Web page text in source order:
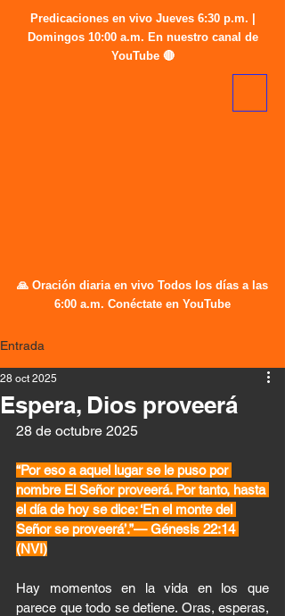
🙏 Oración diaria en vivo Todos los días a las
6:00 a.m. Conéctate en YouTube
Predicaciones en vivo Jueves 6:30 p.m. |
Domingos 10:00 a.m. En nuestro canal de
YouTube 🔴
Entrada
Espera, Dios proveerá
28 oct 2025
28 de octubre 2025
“Por eso a aquel lugar se le puso por
nombre El Señor proveerá. Por tanto, hasta
el día de hoy se dice: ‘En el monte del
Señor se proveerá’.”— Génesis 22:14
(NVI)
Hay momentos en la vida en los que
parece que todo se detiene. Oras, esperas,